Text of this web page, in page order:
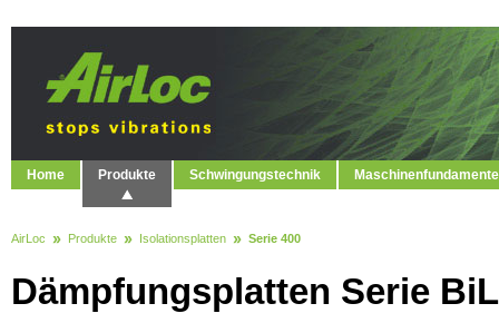
Home Produkte Schwingungstechnik Maschinenfundamente
AirLoc Produkte Isolationsplatten Serie 400
Dämpfungsplatten Serie